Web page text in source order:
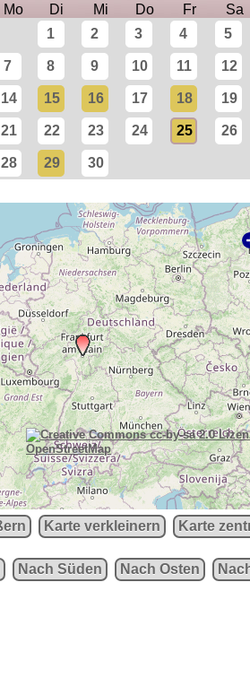
Mo Di Mi Do Fr Sa
1 2 3 4 5
7 8 9 10 11 12
14 15 16 17 18 19
21 22 23 24 25 26
28 29 30
OpenStreetMap